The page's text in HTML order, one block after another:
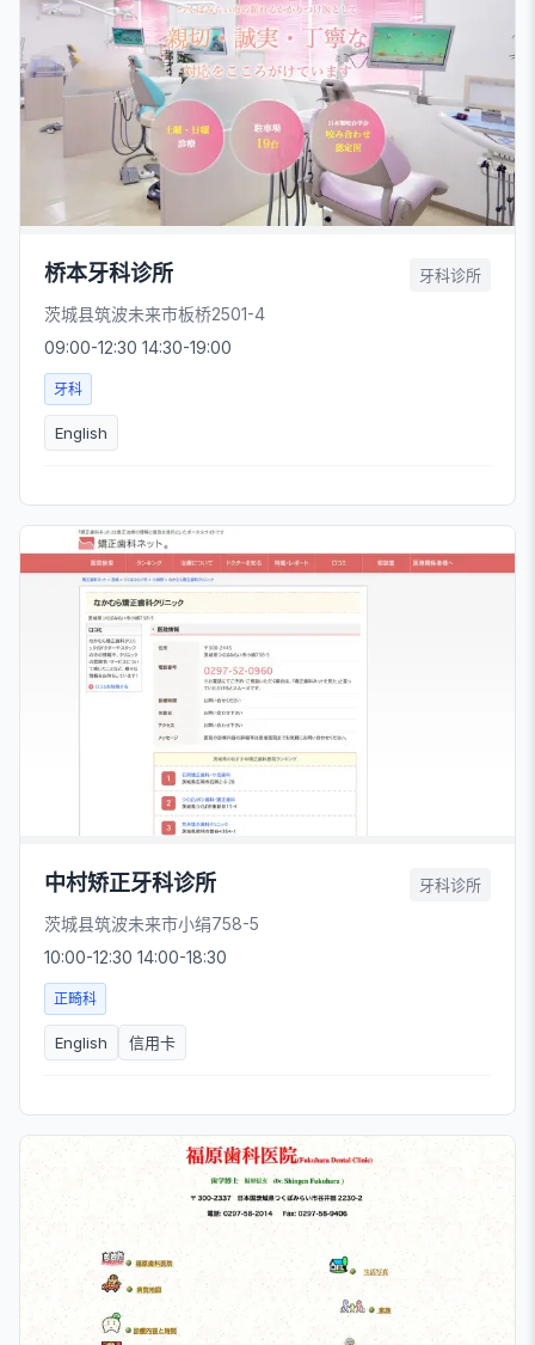
桥本牙科诊所 牙科诊所
茨城县筑波未来市板桥2501-4
09:00-12:30 14:30-19:00
牙科
English
中村矫正牙科诊所 牙科诊所
茨城县筑波未来市小绢758-5
10:00-12:30 14:00-18:30
正畸科
English 信用卡